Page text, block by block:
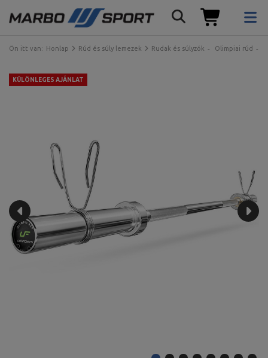
Ön itt van: Honlap Rúd és súly lemezek Rudak és súlyzók Olimpiai rúd
KÜLÖNLEGES AJÁNLAT